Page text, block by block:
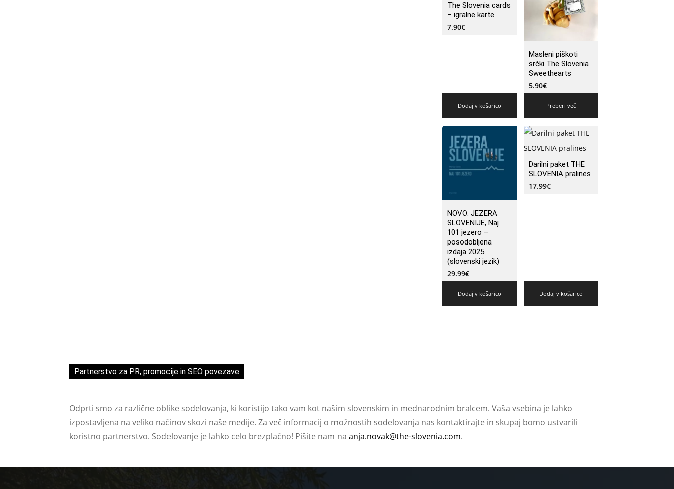
The Slovenia cards
– igralne karte
7.90€
Dodaj v košarico
Masleni piškoti
srčki The Slovenia
Sweethearts
5.90€
Preberi več
NOVO: JEZERA
SLOVENIJE, Naj
101 jezero –
posodobljena
izdaja 2025
(slovenski jezik)
29.99€
Dodaj v košarico
Darilni paket THE
SLOVENIA pralines
17.99€
Dodaj v košarico
Partnerstvo za PR, promocije in SEO povezave
Odprti smo za različne oblike sodelovanja, ki koristijo tako vam kot našim slovenskim in mednarodnim bralcem. Vaša vsebina je lahko
izpostavljena na veliko načinov skozi naše medije. Za več informacij o možnostih sodelovanja nas kontaktirajte in skupaj bomo ustvarili
koristno partnerstvo. Sodelovanje je lahko celo brezplačno! Pišite nam na anja.novak@the-slovenia.com.